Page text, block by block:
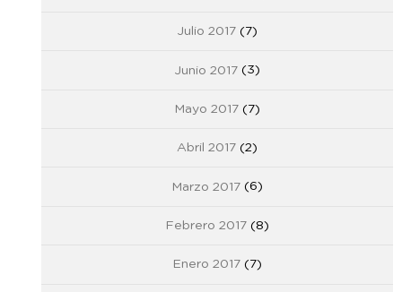
Julio 2017 (7)
Junio 2017 (3)
Mayo 2017 (7)
Abril 2017 (2)
Marzo 2017 (6)
Febrero 2017 (8)
Enero 2017 (7)